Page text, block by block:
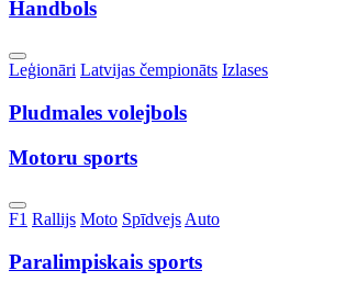
Handbols
Toggle
Dropdown
Leģionāri Latvijas čempionāts Izlases
Pludmales volejbols
Motoru sports
Toggle
Dropdown
F1 Rallijs Moto SpīdvejsAuto
Paralimpiskais sports